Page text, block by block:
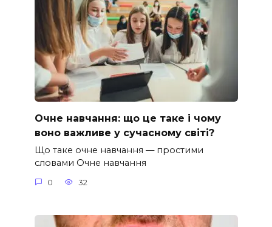
Очне навчання: що це таке і чому
воно важливе у сучасному світі?
Що таке очне навчання — простими
словами Очне навчання
0 32